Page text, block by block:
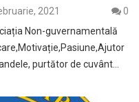
2021
0
Non-guvernamentală
purtător de cuvânt…